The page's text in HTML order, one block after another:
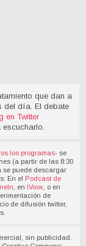
que dan a
del día. El debate
en Twitter
los programas- se
(a partir de las 8:30
se puede descargar
En el Podcast de
, en iVoox , o en
de
de difusión twitter,
sin publicidad.